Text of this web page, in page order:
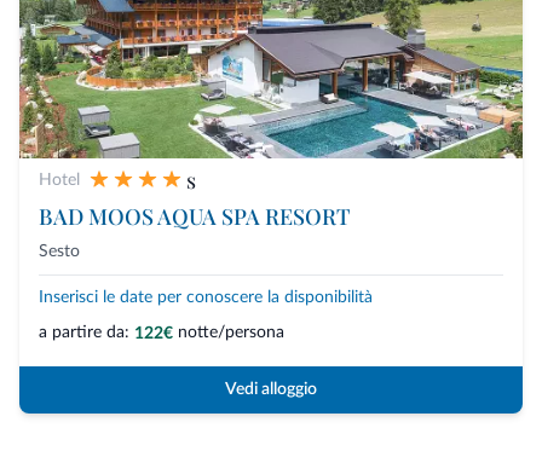
Hotel
s
BAD MOOS AQUA SPA RESORT
Sesto
Inserisci le date per conoscere la disponibilità
a partire da: 122€ notte/persona
Vedi alloggio